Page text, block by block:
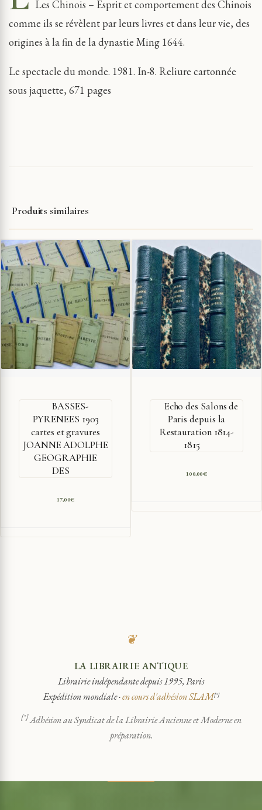
Les Chinois – Esprit et comportement des Chinois
comme ils se révèlent par leurs livres et dans leur vie, des
origines à la fin de la dynastie Ming 1644.
Le spectacle du monde. 1981. In-8. Reliure cartonnée
sous jaquette, 671 pages
Produits similaires
BASSES-
PYRENEES 1903
cartes et gravures
JOANNE ADOLPHE
GEOGRAPHIE
DES
17,00€
Echo des Salons de
Paris depuis la
Restauration 1814-
1815
100,00€
❦
LA LIBRAIRIE ANTIQUE
Librairie indépendante depuis 1995, Paris
Expédition mondiale ·en cours d'adhésion SLAM[*]
[*]Adhésion au Syndicat de la Librairie Ancienne et Moderne en
préparation.